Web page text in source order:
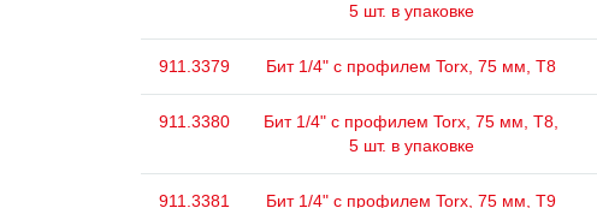
5 шт. в упаковке
911.3379 Бит 1/4" с профилем Torx, 75 мм, Т8
911.3380
Бит 1/4" с профилем Torx, 75 мм, Т8,
5 шт. в упаковке
911.3381 Бит 1/4" с профилем Torx, 75 мм, Т9